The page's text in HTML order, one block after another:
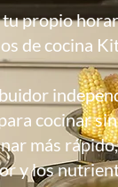
propio
de cocina
cocinar
más
y los